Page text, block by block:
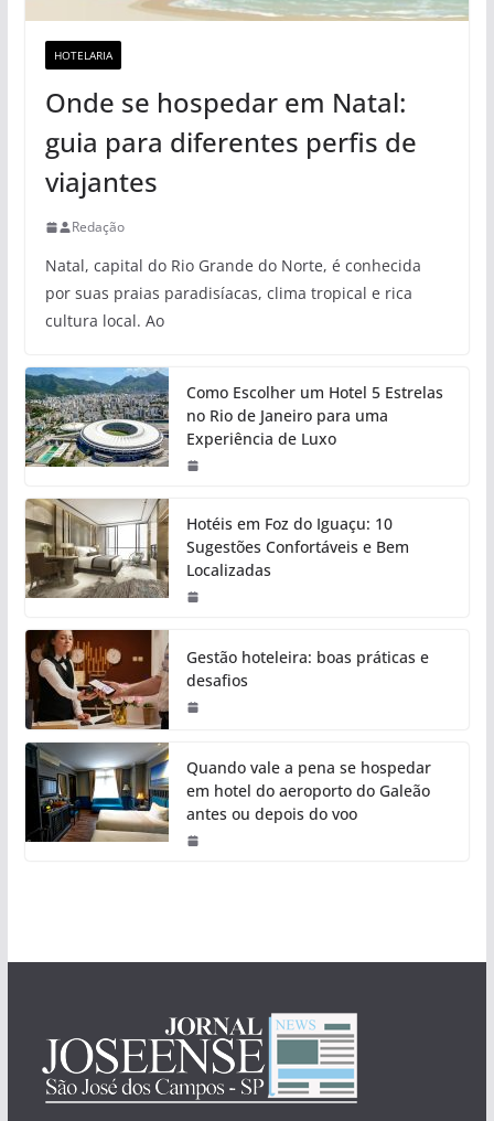
HOTELARIA
Onde se hospedar em Natal:
guia para diferentes perfis de
viajantes
Redação
Natal, capital do Rio Grande do Norte, é conhecida
por suas praias paradisíacas, clima tropical e rica
cultura local. Ao
Como Escolher um Hotel 5 Estrelas
no Rio de Janeiro para uma
Experiência de Luxo
Hotéis em Foz do Iguaçu: 10
Sugestões Confortáveis e Bem
Localizadas
Gestão hoteleira: boas práticas e
desafios
Quando vale a pena se hospedar
em hotel do aeroporto do Galeão
antes ou depois do voo